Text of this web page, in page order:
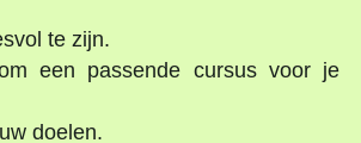
te zijn.
een passende cursus voor je
doelen.